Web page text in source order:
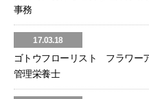
事務
17.03.18
ゴトウフローリスト フラワー
管理栄養士